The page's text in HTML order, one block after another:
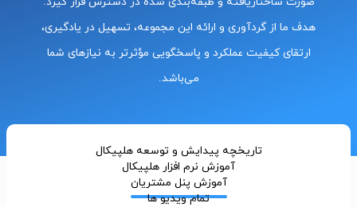
هدف ما از گردآوری و ارائه این مجموعه، تسهیل در یادگیری،
ارتقای کیفیت عملکرد و پاسخگویی مؤثرتر به نیازهای شما
می‌باشد.
تاریخچه پیدایش و توسعه هلپیکال
آموزش نرم افزار هلپیکال
آموزش پنل مشتریان
تمام ویدیو ها